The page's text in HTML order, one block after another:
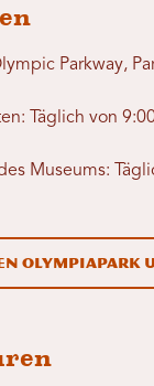
Parkway,
Täglich von
Museums:
Olympiapark